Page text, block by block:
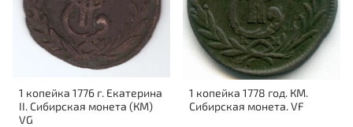
1 копейка 1776 г. Екатерина
II. Сибирская монета (КМ)
VG
1 копейка 1778 год. КМ.
Сибирская монета. VF